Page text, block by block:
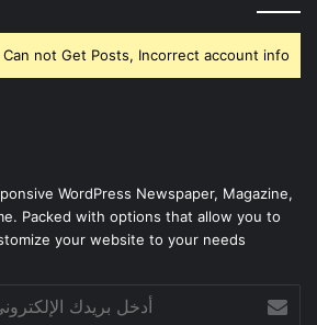
Can not Get Posts, Incorrect account info.
WordPress Newspaper, Magazine,
Packed with options that allow you to
your website to your needs.
بريدك